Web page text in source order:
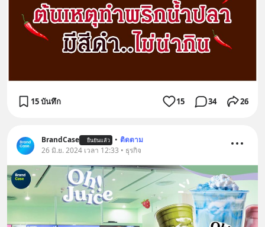
15 บันทึก 15 34 26
BrandCase ยืนยันแล้ว • ติดตาม
26 มิ.ย. 2024 เวลา 12:33 • ธุรกิจ